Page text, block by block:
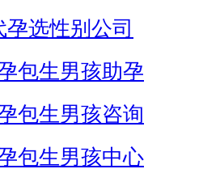
孕选性别公司
包生男孩助孕
包生男孩咨询
包生男孩中心